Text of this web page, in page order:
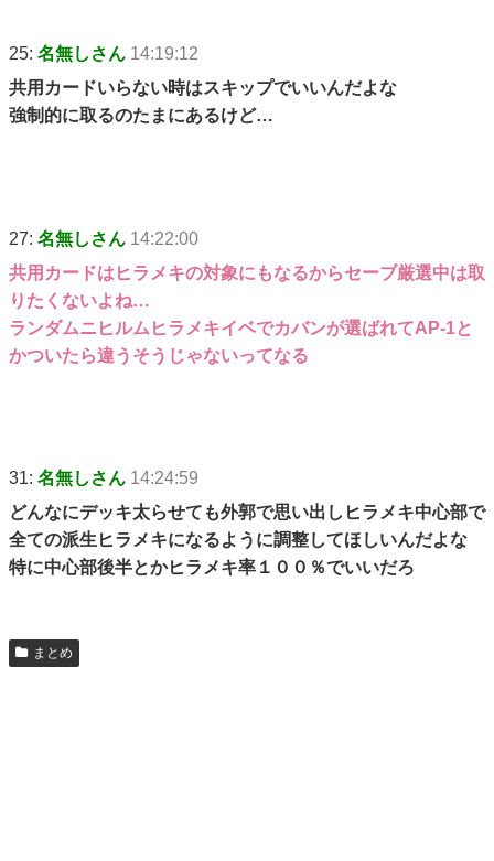
25: 名無しさん 14:19:12
共用カードいらない時はスキップでいいんだよな
強制的に取るのたまにあるけど…
27: 名無しさん 14:22:00
共用カードはヒラメキの対象にもなるからセーブ厳選中は取
りたくないよね…
ランダムニヒルムヒラメキイベでカバンが選ばれてAP-1と
かついたら違うそうじゃないってなる
31: 名無しさん 14:24:59
どんなにデッキ太らせても外郭で思い出しヒラメキ中心部で
全ての派生ヒラメキになるように調整してほしいんだよな
特に中心部後半とかヒラメキ率１００％でいいだろ
まとめ